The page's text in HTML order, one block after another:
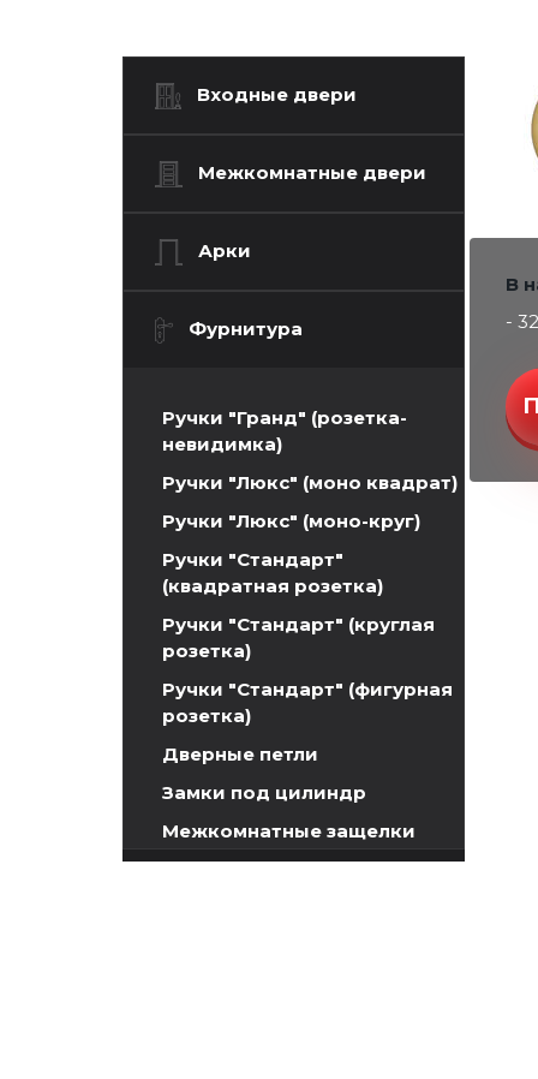
Входные двери
Межкомнатные двери
Арки
Фурнитура
Ручки "Гранд" (розетка-
невидимка)
Ручки "Люкс" (моно квадрат)
Ручки "Люкс" (моно-круг)
Ручки "Стандарт"
(квадратная розетка)
Ручки "Стандарт" (круглая
розетка)
Ручки "Стандарт" (фигурная
розетка)
Дверные петли
Замки под цилиндр
Межкомнатные защелки
Сантехнические замки и
В
-